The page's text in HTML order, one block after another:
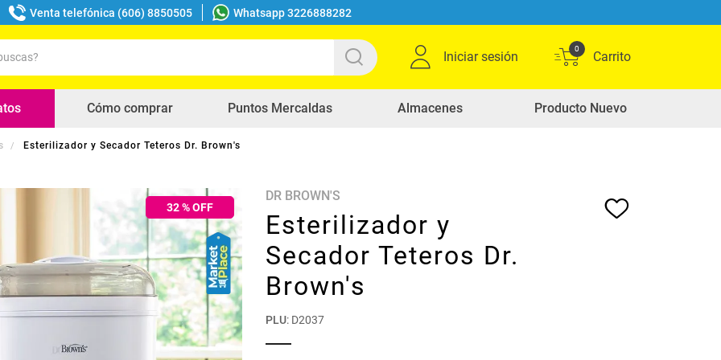
Venta telefónica (606) 8850505 Whatsapp 3226888282
Iniciar sesión
0
Cómo comprar Puntos Mercaldas Almacenes Producto Nuevo
Esterilizador y Secador Teteros Dr. Brown's
32% OFF
DR BROWN'S
Esterilizador y
Secador Teteros Dr.
Brown's
PLU: D2037
buscados